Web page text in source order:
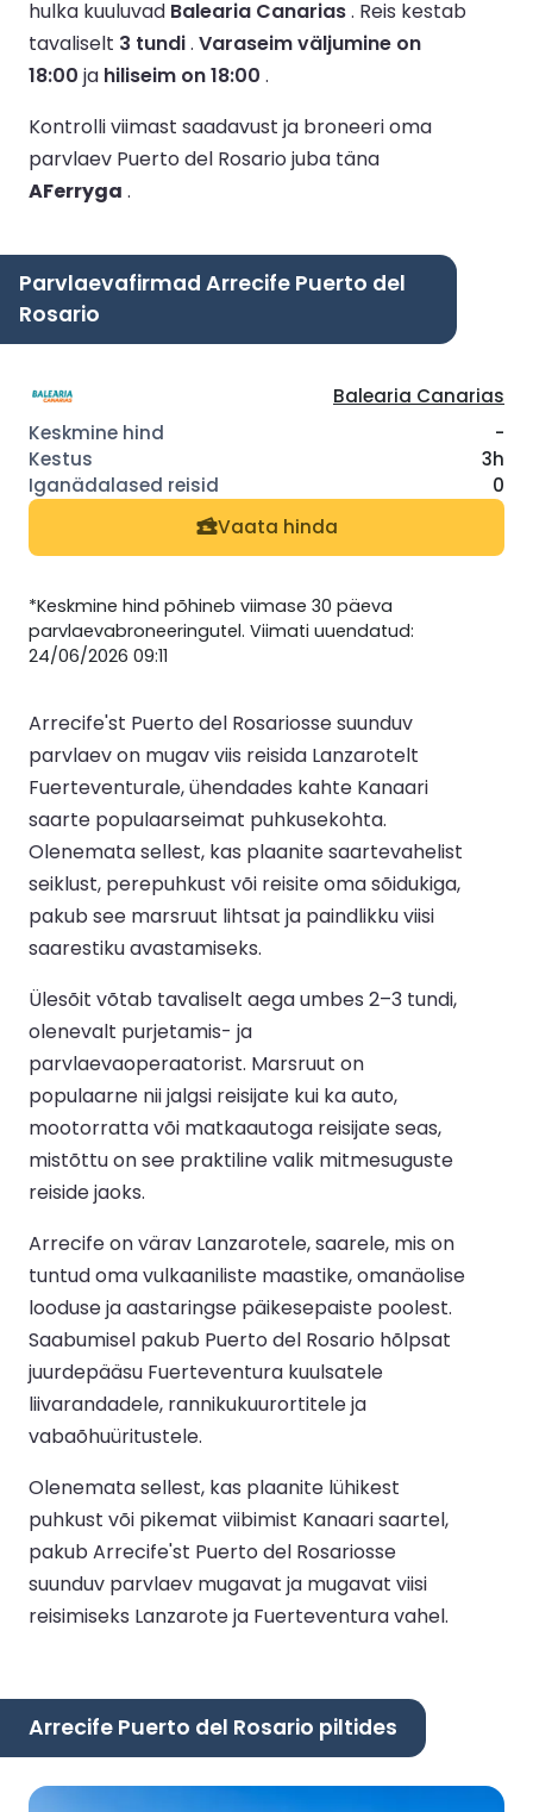
hulka kuuluvad Balearia Canarias. Reis kestab
tavaliselt 3 tundi. Varaseim väljumine on
18:00 ja hiliseim on 18:00 .
Kontrolli viimast saadavust ja broneeri oma
parvlaev Puerto del Rosario juba täna
AFerryga .
Parvlaevafirmad Arrecife Puerto del
Rosario
Balearia Canarias
-
3h
0
Vaata hinda
*Keskmine hind põhineb viimase 30 päeva
parvlaevabroneeringutel. Viimati uuendatud:
24/06/2026 09:11
Arrecife'st Puerto del Rosariosse suunduv
parvlaev on mugav viis reisida Lanzarotelt
Fuerteventurale, ühendades kahte Kanaari
saarte populaarseimat puhkusekohta.
Olenemata sellest, kas plaanite saartevahelist
seiklust, perepuhkust või reisite oma sõidukiga,
pakub see marsruut lihtsat ja paindlikku viisi
saarestiku avastamiseks.
Ülesõit võtab tavaliselt aega umbes 2–3 tundi,
olenevalt purjetamis- ja
parvlaevaoperaatorist. Marsruut on
populaarne nii jalgsi reisijate kui ka auto,
mootorratta või matkaautoga reisijate seas,
mistõttu on see praktiline valik mitmesuguste
reiside jaoks.
Arrecife on värav Lanzarotele, saarele, mis on
tuntud oma vulkaaniliste maastike, omanäolise
looduse ja aastaringse päikesepaiste poolest.
Saabumisel pakub Puerto del Rosario hõlpsat
juurdepääsu Fuerteventura kuulsatele
liivarandadele, rannikukuurortitele ja
vabaõhuüritustele.
Olenemata sellest, kas plaanite lühikest
puhkust või pikemat viibimist Kanaari saartel,
pakub Arrecife'st Puerto del Rosariosse
suunduv parvlaev mugavat ja mugavat viisi
reisimiseks Lanzarote ja Fuerteventura vahel.
Arrecife Puerto del Rosario piltides